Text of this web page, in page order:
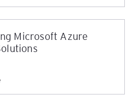
Microsoft Azure